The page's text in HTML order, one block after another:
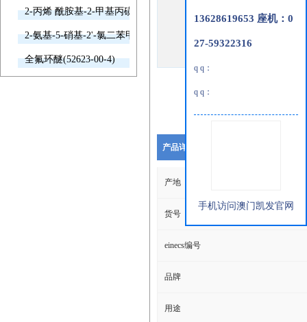
2-丙烯 酰胺基-2-甲基丙磺酸(15214-89-8)
2-氨基-5-硝基-2'-氯二苯甲酮(2011-66-7)
全氟环醚(52623-00-4)
产品详细说明
产地
货号
einecs编号
品牌
用途
13628619653 座机：0
27-59322316
q q：
q q：
手机访问澳门凯发官网